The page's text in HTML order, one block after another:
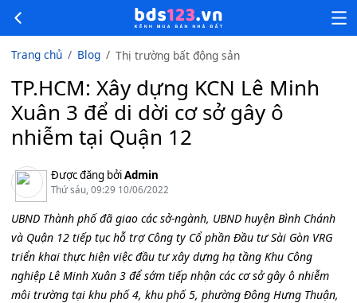
Trang chủ Blog Thị trường bất động sản
TP.HCM: Xây dựng KCN Lê Minh
Xuân 3 để di dời cơ sở gây ô
nhiễm tại Quận 12
Được đăng bởiAdmin
Thứ sáu, 09:29 10/06/2022
UBND Thành phố đã giao các sở-ngành, UBND huyện Bình Chánh
và Quận 12 tiếp tục hỗ trợ Công ty Cổ phần Đầu tư Sài Gòn VRG
triển khai thực hiện việc đầu tư xây dựng hạ tầng Khu Công
nghiệp Lê Minh Xuân 3 để sớm tiếp nhận các cơ sở gây ô nhiễm
môi trường tại khu phố 4, khu phố 5, phường Đông Hưng Thuận,